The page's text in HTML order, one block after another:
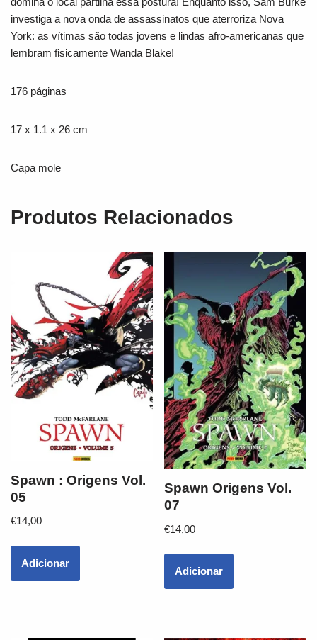
investiga a nova onda de assassinatos que aterroriza Nova
York: as vítimas são todas jovens e lindas afro-americanas que
lembram fisicamente Wanda Blake!
176 páginas
17 x 1.1 x 26 cm
Capa mole
Produtos Relacionados
Spawn : Origens Vol.
05
€14,00
Adicionar
Spawn Origens Vol.
07
€14,00
Adicionar